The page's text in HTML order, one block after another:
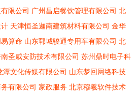
限公司 广州昌启餐饮管理有限公司 北
天津恒圣迦南建筑材料有限公司 金华
易算命 山东郓城骏通专用车有限公司 北
圣威安防技术有限公司 苏州鼎时电子科
潭文化传媒有限公司 山东梦回网络科技
有限公司 家政服务 北京穆羲软件技术